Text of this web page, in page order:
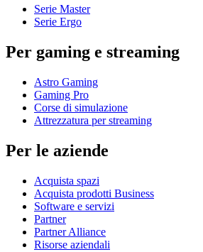
Serie Master
Serie Ergo
Per gaming e streaming
Astro Gaming
Gaming Pro
Corse di simulazione
Attrezzatura per streaming
Per le aziende
Acquista spazi
Acquista prodotti Business
Software e servizi
Partner
Partner Alliance
Risorse aziendali